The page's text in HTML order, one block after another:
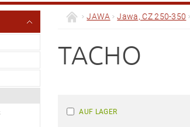
SCHREIBEN SIE UNS BLOG
JAWA Jawa, CZ 250-350
TACHO
AUF LAGER